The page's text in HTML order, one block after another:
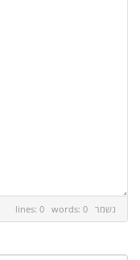
lines: 0 words: 0 נשמר